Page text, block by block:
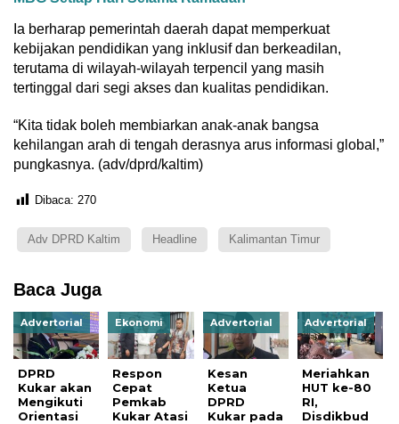
Ia berharap pemerintah daerah dapat memperkuat
kebijakan pendidikan yang inklusif dan berkeadilan,
terutama di wilayah-wilayah terpencil yang masih
tertinggal dari segi akses dan kualitas pendidikan.
“Kita tidak boleh membiarkan anak-anak bangsa
kehilangan arah di tengah derasnya arus informasi global,”
pungkasnya. (adv/dprd/kaltim)
Dibaca: 270
Adv DPRD Kaltim Headline Kalimantan Timur
Baca Juga
Advertorial
DPRD
Kukar akan
Mengikuti
Orientasi
Ekonomi
Respon
Cepat
Pemkab
Kukar Atasi
Advertorial
Kesan
Ketua
DPRD
Kukar pada
Advertorial
Meriahkan
HUT ke-80
RI,
Disdikbud